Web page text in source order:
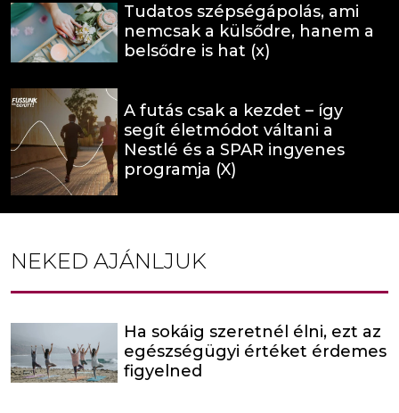
Tudatos szépségápolás, ami
nemcsak a külsődre, hanem a
belsődre is hat (x)
A futás csak a kezdet – így
segít életmódot váltani a
Nestlé és a SPAR ingyenes
programja (X)
NEKED AJÁNLJUK
Ha sokáig szeretnél élni, ezt az
egészségügyi értéket érdemes
figyelned